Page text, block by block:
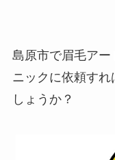
島原市で眉毛アー
ニックに依頼す
しょうか？